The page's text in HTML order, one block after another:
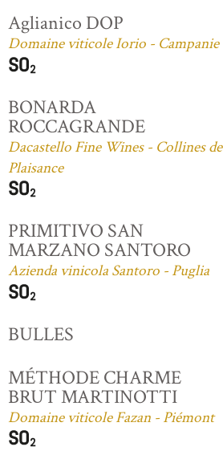
Aglianico DOP
Domaine viticole Iorio - Campanie
BONARDA
ROCCAGRANDE
Dacastello Fine Wines - Collines de
Plaisance
PRIMITIVO SAN
MARZANO SANTORO
Azienda vinicola Santoro - Puglia
BULLES
MÉTHODE CHARME
BRUT MARTINOTTI
Domaine viticole Fazan - Piémont